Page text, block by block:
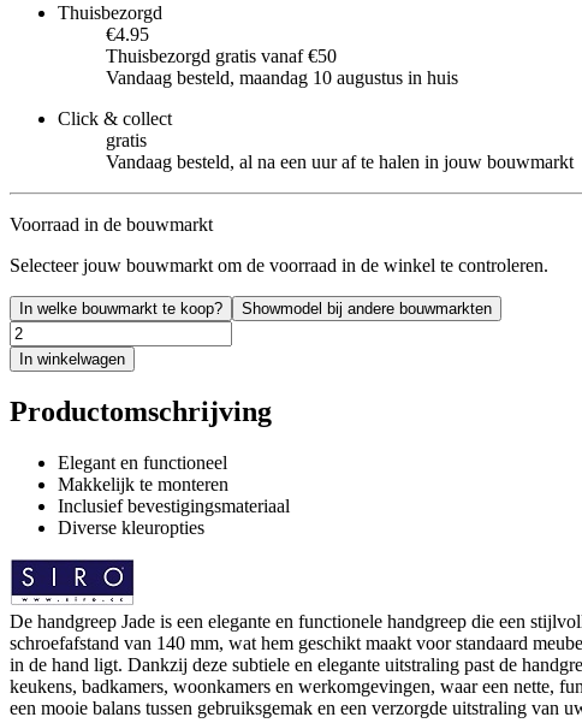
Thuisbezorgd
€4.95
Thuisbezorgd gratis vanaf €50
Vandaag besteld, maandag 10 augustus in huis
Click & collect
gratis
Vandaag besteld, al na een uur af te halen in jouw bouwmarkt
Voorraad in de bouwmarkt
Selecteer jouw bouwmarkt om de voorraad in de winkel te controleren.
In welke bouwmarkt te koop? Showmodel bij andere bouwmarkten
In winkelwagen
Productomschrijving
Elegant en functioneel
Makkelijk te monteren
Inclusief bevestigingsmateriaal
Diverse kleuropties
De handgreep Jade is een elegante en functionele handgreep die een
schroefafstand van 140 mm, wat hem geschikt maakt voor standaard
in de hand ligt. Dankzij deze subtiele en elegante uitstraling past de
keukens, badkamers, woonkamers en werkomgevingen, waar een nette,
een mooie balans tussen gebruiksgemak en een verzorgde uitstraling van